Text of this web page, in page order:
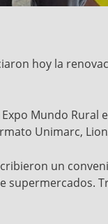
hoy la
Mundo
Unimarc,
un